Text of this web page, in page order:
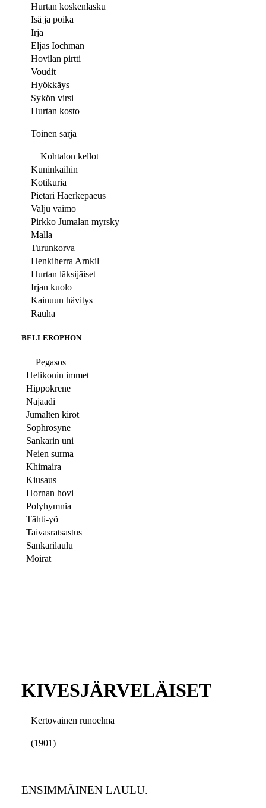
Hurtan koskenlasku
Isä ja poika
Irja
Eljas Iochman
Hovilan pirtti
Voudit
Hyökkäys
Sykön virsi
Hurtan kosto
Toinen sarja
Kohtalon kellot
Kuninkaihin
Kotikuria
Pietari Haerkepaeus
Valju vaimo
Pirkko Jumalan myrsky
Malla
Turunkorva
Henkiherra Arnkil
Hurtan läksijäiset
Irjan kuolo
Kainuun hävitys
Rauha
BELLEROPHON
Pegasos
Helikonin immet
Hippokrene
Najaadi
Jumalten kirot
Sophrosyne
Sankarin uni
Neien surma
Khimaira
Kiusaus
Hornan hovi
Polyhymnia
Tähti-yö
Taivasratsastus
Sankarilaulu
Moirat
KIVESJÄRVELÄISET
Kertovainen runoelma
(1901)
ENSIMMÄINEN LAULU.